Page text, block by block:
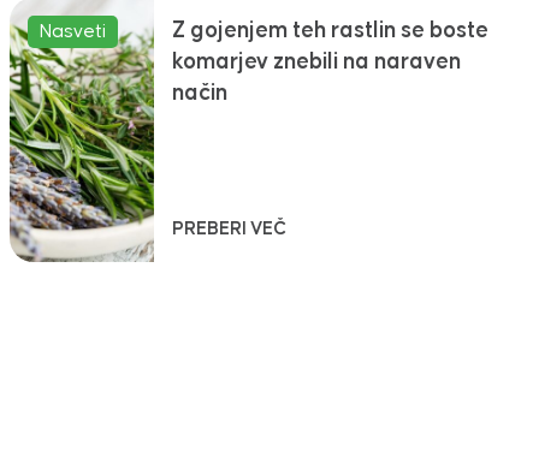
Nasveti
Z gojenjem teh rastlin se boste
komarjev znebili na naraven
način
PREBERI VEČ